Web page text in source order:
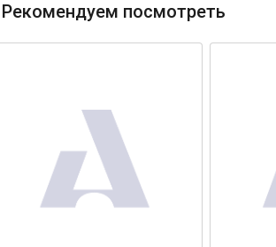
Рекомендуем посмотреть